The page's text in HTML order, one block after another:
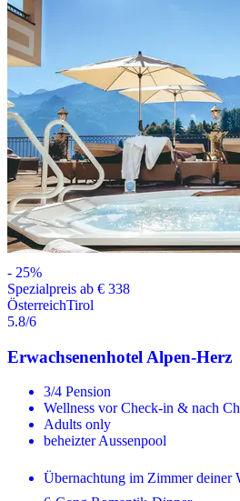
- 25%
Spezialpreis ab € 338
ÖsterreichTirol
5.8/6
Erwachsenenhotel Alpen-Herz
3/4 Pension
Wellness vor Check-in & nach
Adults only
beheizter Aussenpool
Übernachtung im Zimmer deiner